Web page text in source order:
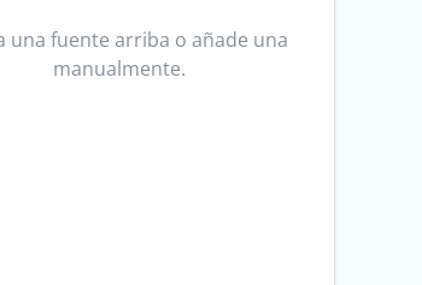
una fuente arriba o añade una
manualmente.